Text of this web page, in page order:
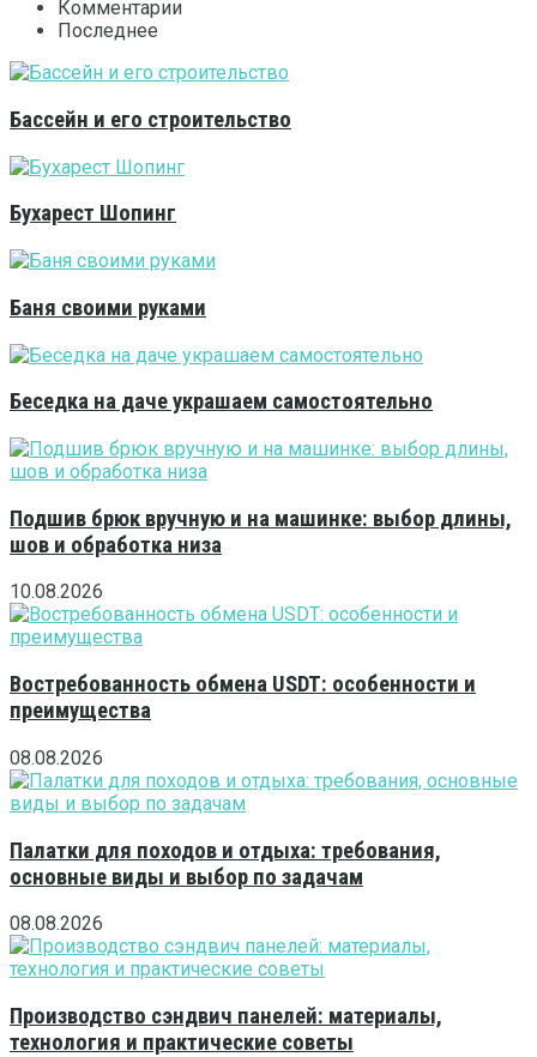
Комментарии
Последнее
Бассейн и его строительство
Бухарест Шопинг
Баня своими руками
Беседка на даче украшаем самостоятельно
Подшив брюк вручную и на машинке: выбор длины,
шов и обработка низа
10.08.2026
Востребованность обмена USDT: особенности и
преимущества
08.08.2026
Палатки для походов и отдыха: требования,
основные виды и выбор по задачам
08.08.2026
Производство сэндвич панелей: материалы,
технология и практические советы